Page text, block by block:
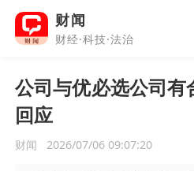
财闻
财经·科技·法治
公司与优必选公司有
回应
财闻 2026/07/06 09:07:20